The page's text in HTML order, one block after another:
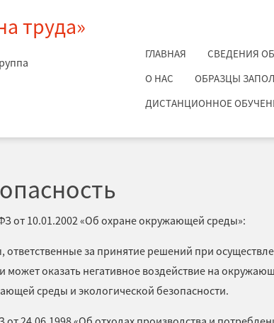
труда»
ГЛАВНАЯ СВЕДЕНИЯ
О НАС
ОБРАЗЦЫ
ДИСТАНЦИОННОЕ
от 10.01.2002 «Об охране окружающей среды»:
за принятие решений при
может оказать негативное воздействие на
среды и экологической безопасности.